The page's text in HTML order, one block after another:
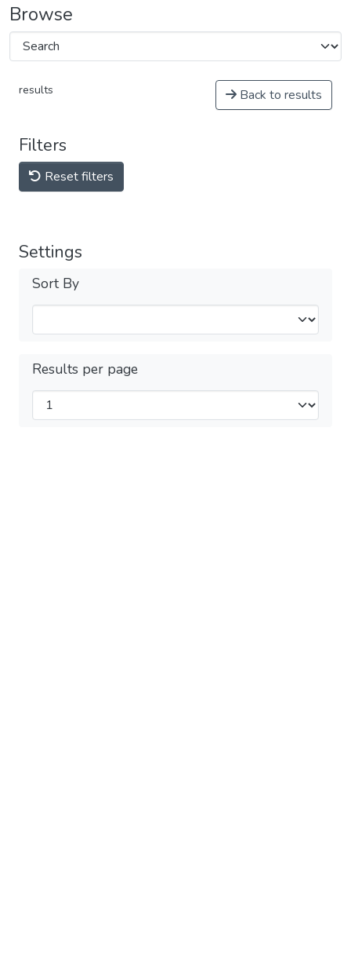
Browse
results Back to results
Filters
Reset filters
Settings
Sort By
Results per page